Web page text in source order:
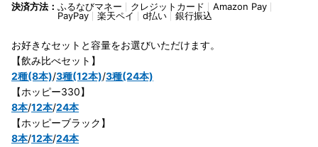
決済方法： ふるなびマネー クレジットカード
Amazon Pay
PayPay
楽天ペイ d払い 銀行振込
お好きなセットと容量をお選びいただけます。
【飲み比べセット】
2種(8本)/3種(12本)/3種(24本)
【ホッピー330】
8本/12本/24本
【ホッピーブラック】
8本/12本/24本